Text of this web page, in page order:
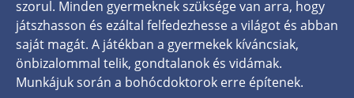
szorul. Minden gyermeknek szüksége van arra, hogy
játszhasson és ezáltal felfedezhesse a világot és abban
saját magát. A játékban a gyermekek kíváncsiak,
önbizalommal telik, gondtalanok és vidámak.
Munkájuk során a bohócdoktorok erre építenek.